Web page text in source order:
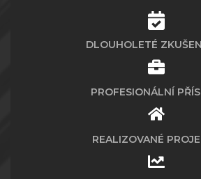
DLOUHOLETÉ
PROFESIONÁLNÍ
REALIZOVANÉ